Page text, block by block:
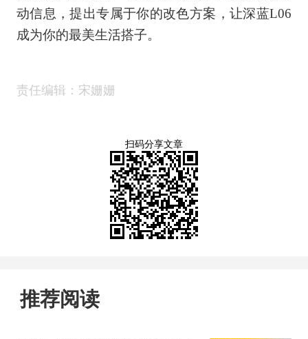
动信息，提出专属于你的改色方案，让深蓝L06
成为你的最美生活搭子。
责任编辑：宋姗姗
扫码分享文章
推荐阅读